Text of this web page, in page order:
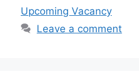
Upcoming Vacancy
Leave a comment